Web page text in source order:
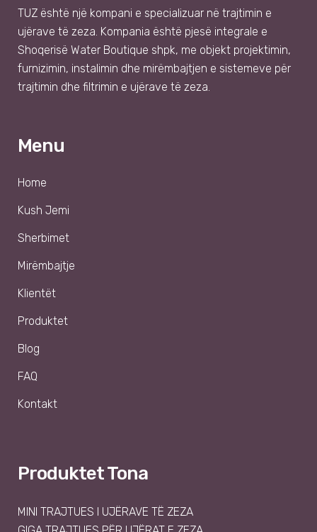
TUZ është një kompani e specializuar në trajtimin e
ujërave të zeza. Kompania është pjesë integrale e
Shoqerisë Water Boutique shpk, me objekt projektimin,
furnizimin, instalimin dhe mirëmbajtjen e sistemeve për
trajtimin dhe filtrimin e ujërave të zeza.
Menu
Home
Kush Jemi
Sherbimet
Mirëmbajtje
Klientët
Produktet
Blog
FAQ
Kontakt
Produktet Tona
MINI TRAJTUES I UJËRAVE TË ZEZA